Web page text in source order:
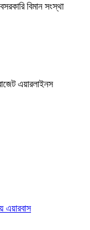
বিমান সংস্থা
এয়ারলাইনস
এয়ারবাস